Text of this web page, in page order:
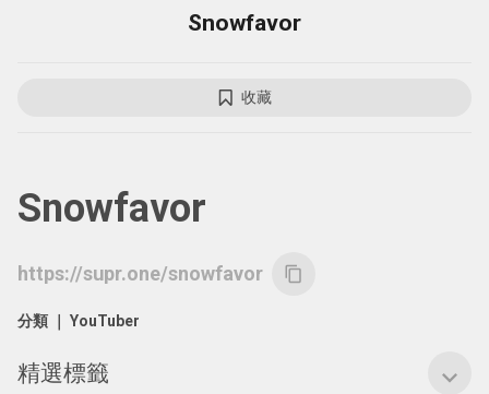
Snowfavor
收藏
Snowfavor
https://supr.one/snowfavor content_copy
分類 ｜ YouTuber
精選標籤 expand_more